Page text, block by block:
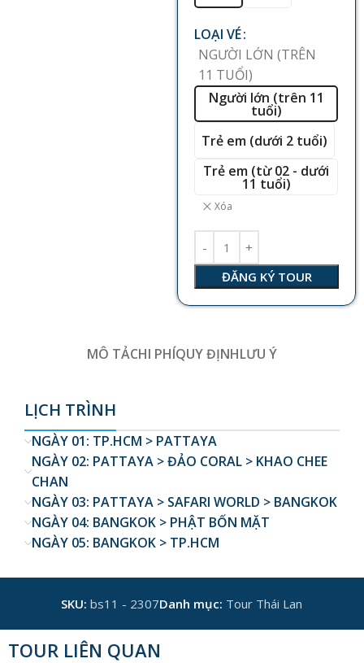
LOẠI VÉ
NGƯỜI LỚN (TRÊN
11 TUỔI)
Người lớn (trên 11
tuổi)
Trẻ em (dưới 2 tuổi)
Trẻ em (từ 02 - dưới
11 tuổi)
Xóa
ĐĂNG KÝ TOUR
MÔ TẢCHI PHÍQUY ĐỊNHLƯU Ý
LỊCH TRÌNH
NGÀY 01: TP.HCM > PATTAYA
NGÀY 02: PATTAYA > ĐẢO CORAL > KHAO CHEE
CHAN
NGÀY 03: PATTAYA > SAFARI WORLD > BANGKOK
NGÀY 04: BANGKOK > PHẬT BỐN MẶT
NGÀY 05: BANGKOK > TP.HCM
SKU:bs11 - 2307Danh mục: Tour Thái Lan
TOUR LIÊN QUAN